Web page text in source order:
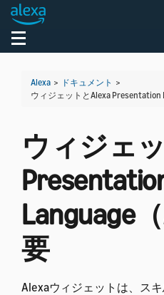
Toggle navigation
Alexa > ドキュメント >
ウィジェットとAlexa Presentation
ウィジェ
Language
要
Alexaウィジェットは、ス
Welcome! Ask the DevAssistant